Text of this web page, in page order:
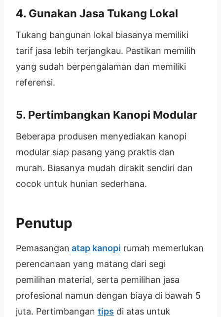
4. Gunakan Jasa Tukang Lokal
Tukang bangunan lokal biasanya memiliki
tarif jasa lebih terjangkau. Pastikan memilih
yang sudah berpengalaman dan memiliki
referensi.
5. Pertimbangkan Kanopi Modular
Beberapa produsen menyediakan kanopi
modular siap pasang yang praktis dan
murah. Biasanya mudah dirakit sendiri dan
cocok untuk hunian sederhana.
Penutup
Pemasangan atap kanopi rumah memerlukan
perencanaan yang matang dari segi
pemilihan material, serta pemilihan jasa
profesional namun dengan biaya di bawah 5
juta. Pertimbangan tips di atas untuk